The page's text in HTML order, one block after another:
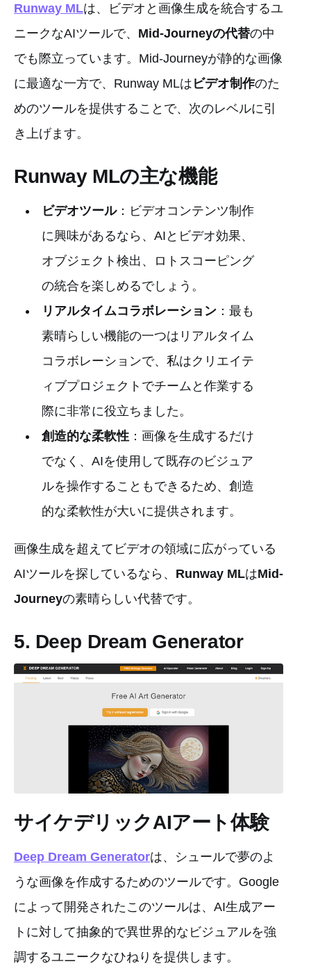
Runway MLは、ビデオと画像生成を統合するユ
ニークなAIツールで、 Mid-Journeyの代替の中
でも際立っています。Mid-Journeyが静的な画像
に最適な一方で、Runway MLは ビデオ制作のた
めのツールを提供することで、次のレベルに引
き上げます。
Runway MLの主な機能
ビデオツール：ビデオコンテンツ制作
に興味があるなら、AIとビデオ効果、
オブジェクト検出、ロトスコーピング
の統合を楽しめるでしょう。
リアルタイムコラボレーション：最も
素晴らしい機能の一つはリアルタイム
コラボレーションで、私はクリエイテ
ィブプロジェクトでチームと作業する
際に非常に役立ちました。
創造的な柔軟性：画像を生成するだけ
でなく、AIを使用して既存のビジュア
ルを操作することもできるため、創造
的な柔軟性が大いに提供されます。
画像生成を超えてビデオの領域に広がっている
AIツールを探しているなら、 Runway MLはMid-
Journeyの素晴らしい代替です。
5. Deep Dream Generator
サイケデリックAIアート体験
Deep Dream Generatorは、シュールで夢のよ
うな画像を作成するためのツールです。Google
によって開発されたこのツールは、AI生成アー
トに対して抽象的で異世界的なビジュアルを強
調するユニークなひねりを提供します。